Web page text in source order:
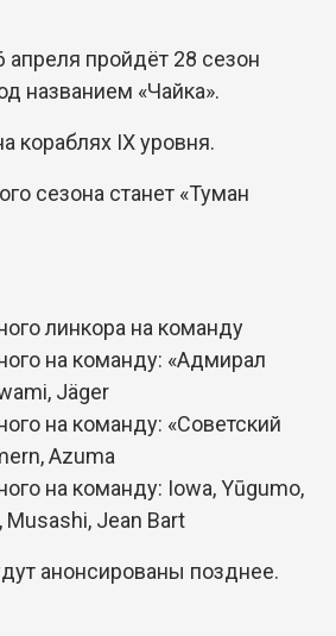
апреля пройдёт 28 сезон
названием «Чайка».
кораблях IX уровня.
сезона станет «Туман
линкора на команду
на команду: «Адмирал
Jäger
на команду: «Советский
Azuma
на команду: Iowa, Yūgumo,
Musashi, Jean Bart
анонсированы позднее.